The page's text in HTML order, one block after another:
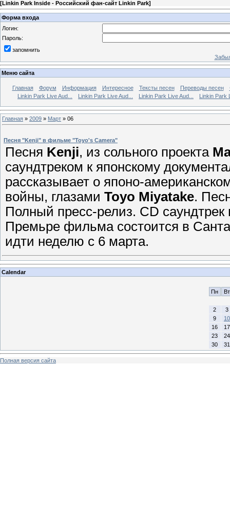
[Linkin Park Inside - Российский фан-сайт Linkin Park]
Форма входа
Логин:
Пароль:
запомнить
Меню сайта
Главная Форум Информация Интересное Тексты песен Переводы песен
Linkin Park Live Aud...
Linkin Park Live Aud... Linkin Park Live Aud... Linkin Park
Главная » 2009 » Март » 06
Песня "Kenji" в фильме "Toyo's Camera"
Песня Kenji, из сольного проекта
саундтреком к японскому
рассказывает о японо-
войны, глазами Toyo Miyatake.
Полный пресс-релиз. CD
Премьре фильма состоится в
идти неделю с 6 марта.
Calendar
Пн Вт
2
3
9
10
16
17
23
24
30
31
Полная версия сайта